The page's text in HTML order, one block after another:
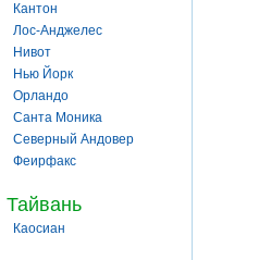
Кантон
Лос-Анджелес
Нивот
Нью Йорк
Орландо
Санта Моника
Северный Андовер
Феирфакс
Тайвань
Каосиан